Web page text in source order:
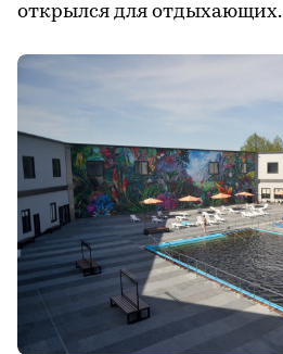
открылся для отдыхающих.